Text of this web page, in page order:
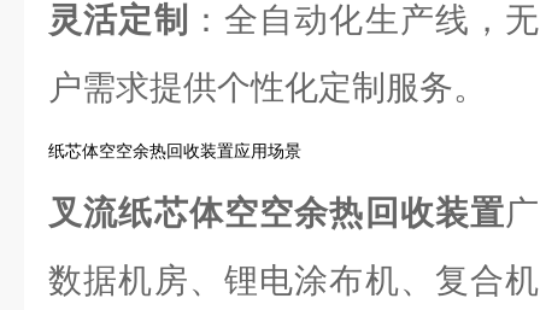
灵活定制
：全自动化生产线，
户需求提供个性化定制服务。
纸芯体空空余热回收装置应用场景
叉流纸芯体空空余热回收装置
数据机房、锂电涂布机、复合